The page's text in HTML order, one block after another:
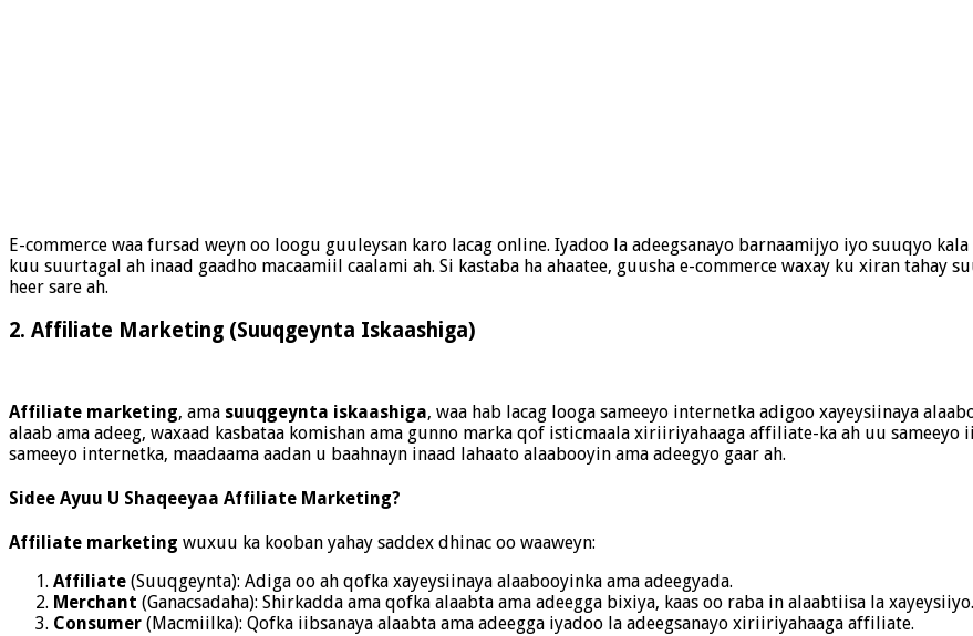
E-commerce waa fursad weyn oo loogu guuleysan karo lacag online. Iyadoo la adeegsanayo barnaamijyo iyo suuqyo
kuu suurtagal ah inaad gaadho macaamiil caalami ah. Si kastaba ha ahaatee, guusha e-commerce waxay ku xiran tahay
heer sare ah.
2. Affiliate Marketing (Suuqgeynta Iskaashiga)
Affiliate marketing, ama suuqgeynta iskaashiga, waa hab lacag looga sameeyo internetka adigoo xayeysiinaya
alaab ama adeeg, waxaad kasbataa komishan ama gunno marka qof isticmaala xiriiriyahaaga affiliate-ka ah uu
sameeyo internetka, maadaama aadan u baahnayn inaad lahaato alaabooyin ama adeegyo gaar ah.
Sidee Ayuu U Shaqeeyaa Affiliate Marketing?
Affiliate marketing wuxuu ka kooban yahay saddex dhinac oo waaweyn:
Affiliate (Suuqgeynta): Adiga oo ah qofka xayeysiinaya alaabooyinka ama adeegyada.
Merchant (Ganacsadaha): Shirkadda ama qofka alaabta ama adeegga bixiya, kaas oo raba in alaabtiisa la xayeysiiyo.
Consumer (Macmiilka): Qofka iibsanaya alaabta ama adeegga iyadoo la adeegsanayo xiriiriyahaaga affiliate.